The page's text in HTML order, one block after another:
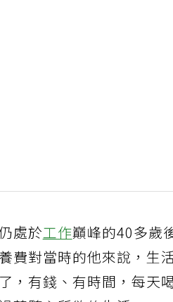
處於工作巔峰的40多歲
費對當時的他來說，生
，有錢、有時間，每天